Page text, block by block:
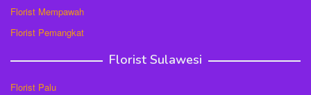
Florist Mempawah
Florist Pemangkat
Florist Sulawesi
Florist Palu